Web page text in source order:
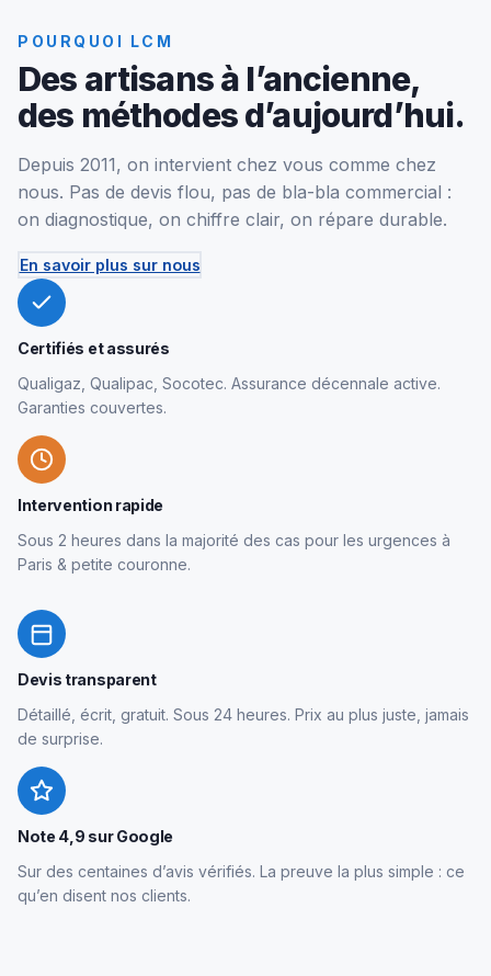
POURQUOI LCM
Des artisans à l’ancienne,
des méthodes d’aujourd’hui.
Depuis 2011, on intervient chez vous comme chez
nous. Pas de devis flou, pas de bla-bla commercial :
on diagnostique, on chiffre clair, on répare durable.
En savoir plus sur nous
Certifiés et assurés
Qualigaz, Qualipac, Socotec. Assurance décennale active.
Garanties couvertes.
Intervention rapide
Sous 2 heures dans la majorité des cas pour les urgences à
Paris & petite couronne.
Devis transparent
Détaillé, écrit, gratuit. Sous 24 heures. Prix au plus juste, jamais
de surprise.
Note 4,9 sur Google
Sur des centaines d’avis vérifiés. La preuve la plus simple : ce
qu’en disent nos clients.